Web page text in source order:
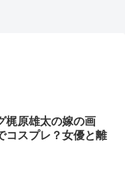
梶原雄太の嫁の画
コスプレ？女優と離